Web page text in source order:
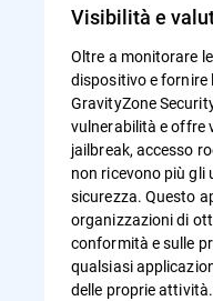
Visibilità e
Oltre a monitorare
dispositivo e fornire
GravityZone
vulnerabilità e offre
jailbreak, accesso
non ricevono più
sicurezza. Questo
organizzazioni di
conformità e sulle
qualsiasi
delle proprie attività.